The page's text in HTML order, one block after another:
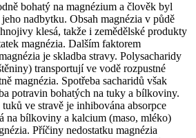
bohatý na magnézium a člověk byl
nadbytku. Obsah magnézia v půdě
klesá, takže i zemědělské produkty
magnézia. Dalším faktorem
je skladba stravy. Polysacharidy
transportují ve vodě rozpustné
magnézia. Spotřeba sacharidů však
potravin bohatých na tuky a bílkoviny.
ve stravě je inhibována absorpce
na bílkoviny a kalcium (maso, mléko)
Příčiny nedostatku magnézia